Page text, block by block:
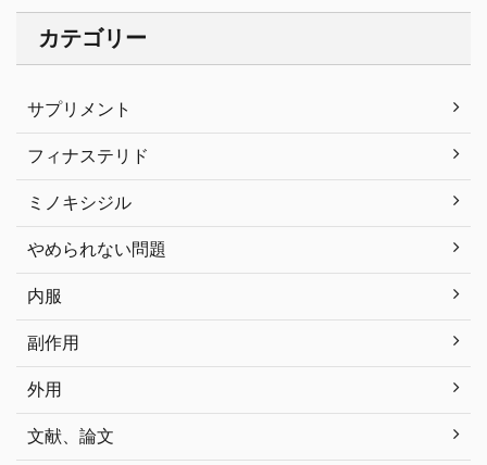
カテゴリー
サプリメント
フィナステリド
ミノキシジル
やめられない問題
内服
副作用
外用
文献、論文